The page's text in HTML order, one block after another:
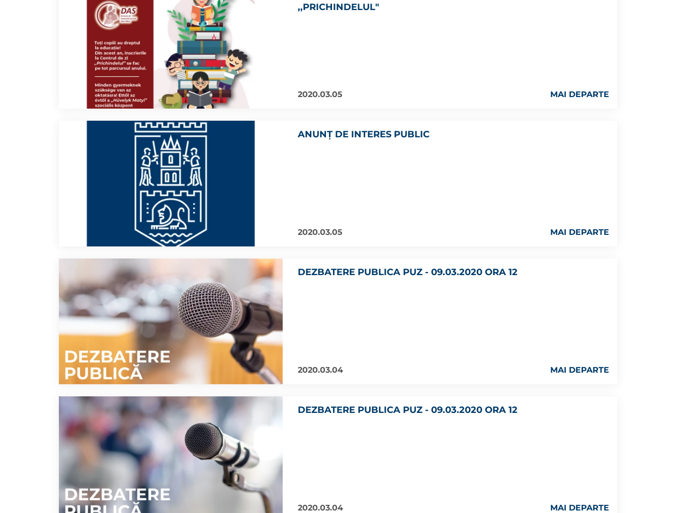
,,PRICHINDELUL"
2020.03.05 MAI DEPARTE
ANUNȚ DE INTERES PUBLIC
2020.03.05 MAI DEPARTE
DEZBATERE PUBLICA PUZ - 09.03.2020 ORA 12
2020.03.04 MAI DEPARTE
DEZBATERE PUBLICA PUZ - 09.03.2020 ORA 12
2020.03.04 MAI DEPARTE